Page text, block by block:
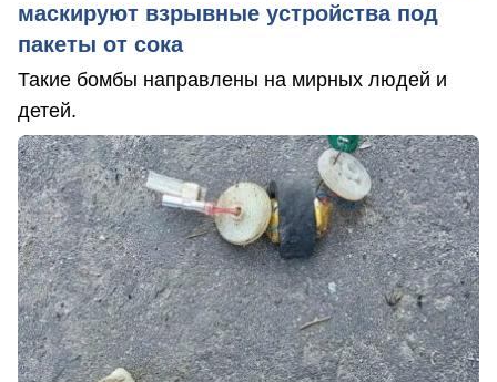
маскируют взрывные устройства под
пакеты от сока
Такие бомбы направлены на мирных людей и
детей.